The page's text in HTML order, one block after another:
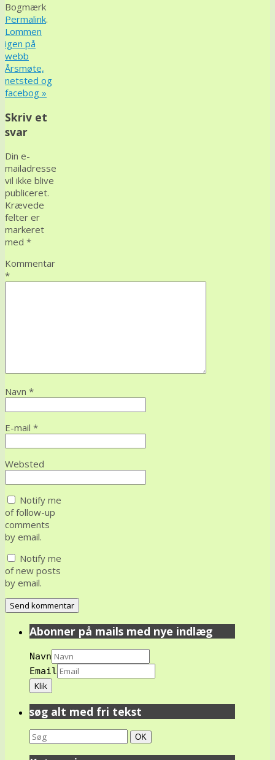
Bogmærk
Permalink.
Lommen
igen på
webb
Årsmøte,
netsted og
facebog »
Skriv et
svar
Din e-
mailadresse
vil ikke blive
publiceret.
Krævede
felter er
markeret
med *
Kommentar
*
Navn *
E-mail *
Websted
Notify me
of follow-up
comments
by email.
Notify me
of new posts
by email.
Abonner på mails med nye indlæg
Navn
Email
søg alt med fri tekst
Search
for:
Søg
OK